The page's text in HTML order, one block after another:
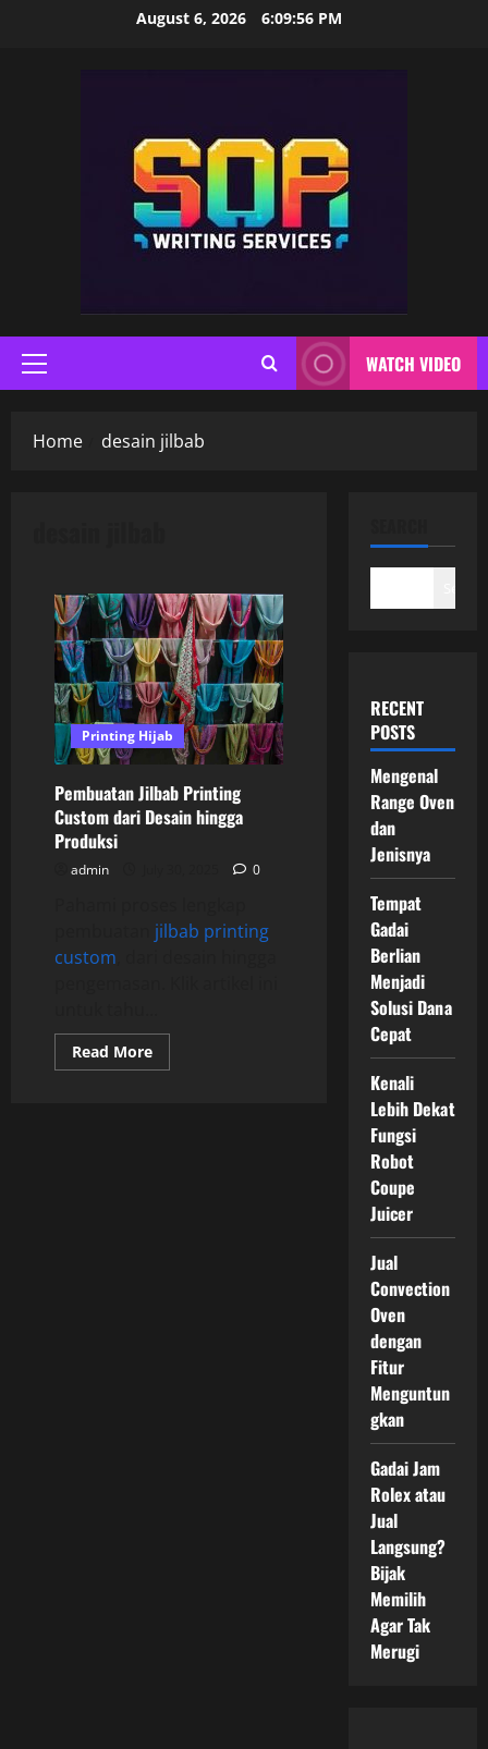
August 6, 2026 6:09:56 PM
Primary
Menu
WATCH VIDEO
Home desain jilbab
Printing Hijab
Pembuatan Jilbab Printing
Custom dari Desain hingga
Produksi
admin 0
jilbab printing
custom
Read MoreRead
more
RECENT
POSTS
Mengenal
Range Oven
dan
Jenisnya
Tempat
Gadai
Berlian
Menjadi
Solusi Dana
Cepat
Kenali
Lebih Dekat
Fungsi
Robot
Coupe
Juicer
Jual
Convection
Oven
dengan
Fitur
Menguntun
gkan
Gadai Jam
Rolex atau
Jual
Langsung?
Bijak
Memilih
Agar Tak
Merugi